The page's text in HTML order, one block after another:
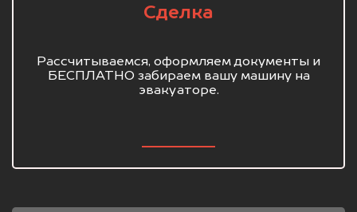
Сделка
Рассчитываемся, оформляем документы и
БЕСПЛАТНО забираем вашу машину на
эвакуаторе.